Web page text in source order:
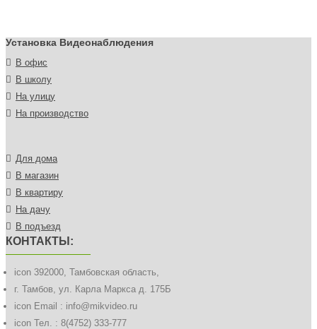
Установка Видеонаблюдения
В офис
В школу
На улицу
На производство
Для дома
В магазин
В квартиру
На дачу
В подъезд
КОНТАКТЫ:
icon 392000, Тамбовская область,
г. Тамбов, ул. Карла Маркса д. 175Б
icon Email : info@mikvideo.ru
icon Тел. : 8(4752) 333-777